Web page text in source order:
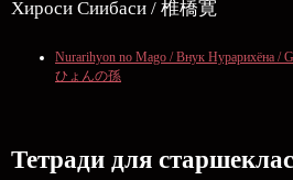
Хироси Сиибаси / 椎橋寛
Nurarihyon no Mago / Внук Нурарихёна /
ひょんの孫
Тетради для